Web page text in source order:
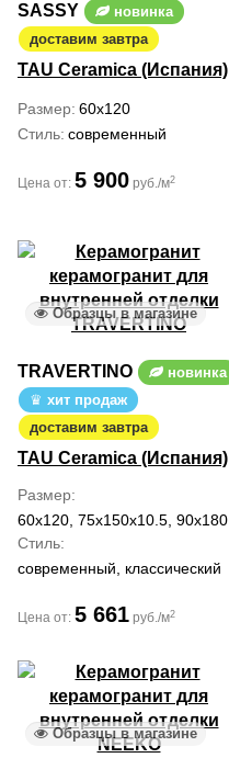
SASSY
новинка
доставим завтра
TAU Ceramica (Испания)
Размер 60x120
Стиль современный
Цена от: 5 900 руб./м2
Образцы в магазине
TRAVERTINO
новинка
хит продаж
доставим завтра
TAU Ceramica (Испания)
Размер
60x120, 75x150x10.5, 90x180
Стиль
современный, классический
Цена от: 5 661 руб./м2
Образцы в магазине